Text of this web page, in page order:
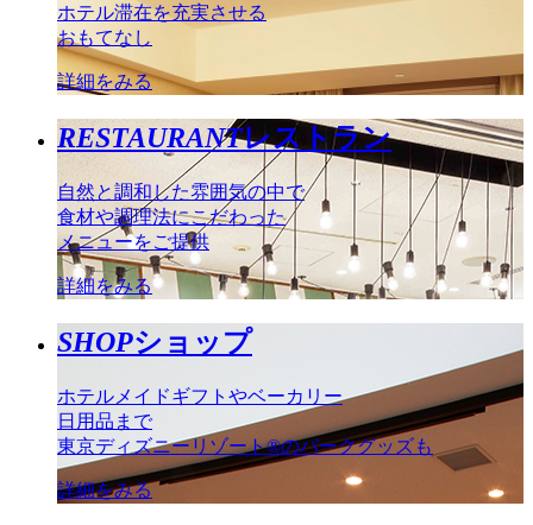
ホテル滞在を充実させる
おもてなし
詳細をみる
RESTAURANTレストラン
自然と調和した雰囲気の中で
食材や調理法にこだわった
メニューをご提供
詳細をみる
SHOPショップ
ホテルメイドギフトやベーカリー
日用品まで
東京ディズニーリゾート®のパークグッズも
詳細をみる